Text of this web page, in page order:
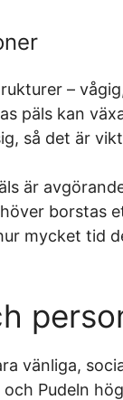
–
päls kan
så det är
är
borstas
mycket tid
vänliga,
Pudeln